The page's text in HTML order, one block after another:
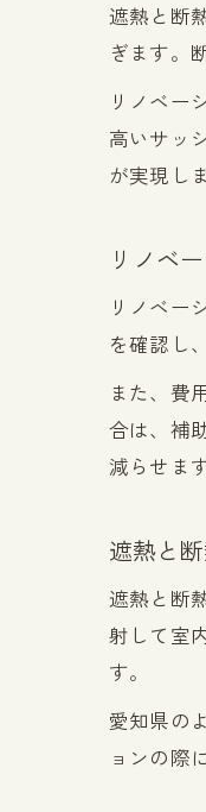
遮熱と断
ぎます。
リノベー
高いサッ
が実現し
リノベ
リノベー
を確認し
また、費
合は、補
減らせます
遮熱と
遮熱と断
射して室
す。
愛知県の
ョンの際